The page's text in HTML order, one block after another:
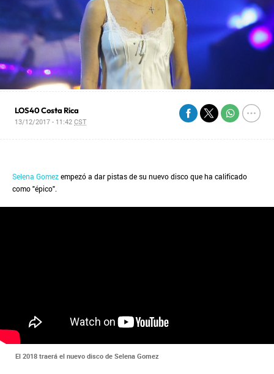
LOS40 Costa Rica
13/12/2017 - 11:42CST
Selena Gomezempezó a dar pistas de su nuevo disco que ha calificado
como "épico".
El 2018 traerá el nuevo disco de Selena Gomez